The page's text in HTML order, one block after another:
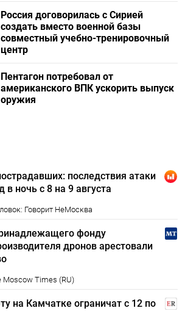
Россия договорилась с Сирией
создать вместо военной базы
совместный учебно-тренировочный
центр
Пентагон потребовал от
американского ВПК ускорить выпуск
оружия